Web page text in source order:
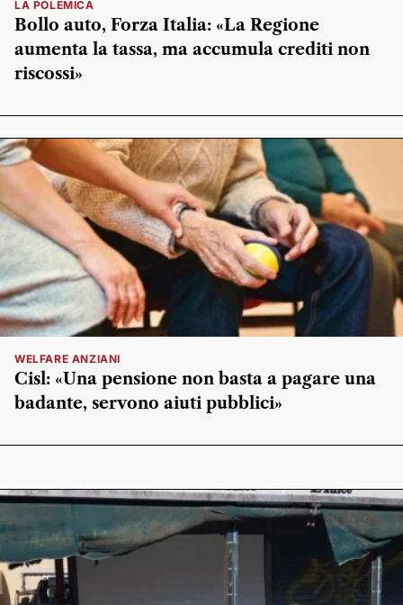
LA POLEMICA
Bollo auto, Forza Italia: «La Regione
aumenta la tassa, ma accumula crediti non
riscossi»
WELFARE ANZIANI
Cisl: «Una pensione non basta a pagare una
badante, servono aiuti pubblici»